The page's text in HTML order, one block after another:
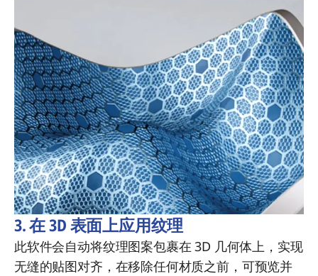
3. 在 3D 表面上应用纹理
此软件会自动将纹理图案包裹在 3D 几何体上，实现
无缝的贴图对齐，在移除任何材质之前，可预览并